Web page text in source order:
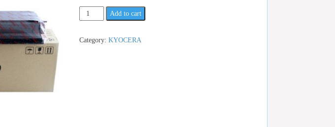
Kyocera
TK-
Add to cart
Category: KYOCERA